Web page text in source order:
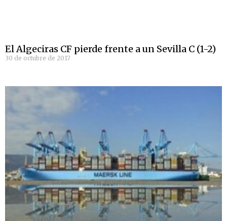
El Algeciras CF pierde frente a un Sevilla C (1-2)
30 de octubre de 2017